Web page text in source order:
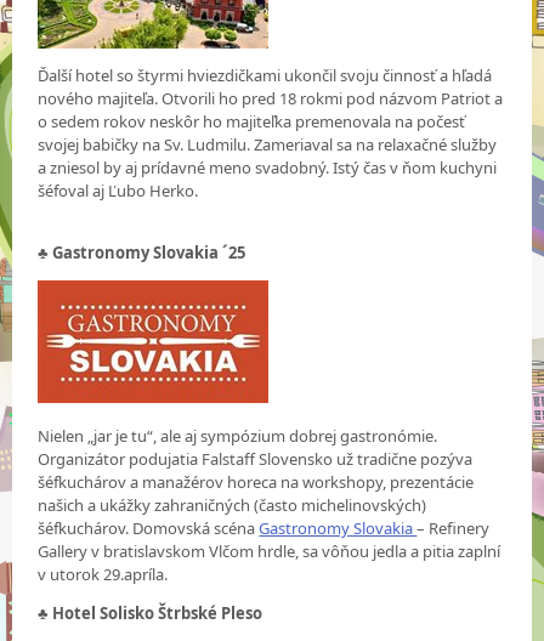
Ďalší hotel so štyrmi hviezdičkami ukončil svoju činnosť a hľadá
nového majiteľa. Otvorili ho pred 18 rokmi pod názvom Patriot a
o sedem rokov neskôr ho majiteľka premenovala na počesť
svojej babičky na Sv. Ludmilu. Zameriaval sa na relaxačné služby
a zniesol by aj prídavné meno svadobný. Istý čas v ňom kuchyni
šéfoval aj Ľubo Herko.
♣Gastronomy Slovakia ´25
Nielen „jar je tu“, ale aj sympózium dobrej gastronómie.
Organizátor podujatia Falstaff Slovensko už tradične pozýva
šéfkuchárov a manažérov horeca na workshopy, prezentácie
našich a ukážky zahraničných (často michelinovských)
šéfkuchárov. Domovská scénaGastronomy Slovakia– Refinery
Gallery v bratislavskom Vlčom hrdle, sa vôňou jedla a pitia zaplní
v utorok 29.apríla.
♣ Hotel Solisko Štrbské Pleso